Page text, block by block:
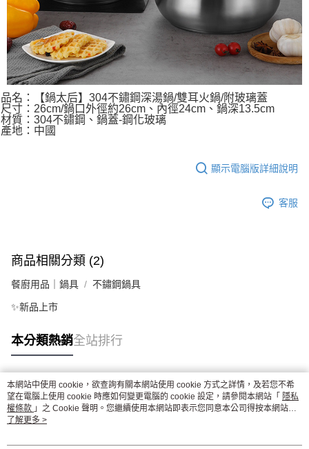
品名：【鍋太后】304不鏽鋼深湯鍋/雙耳火鍋/附玻璃蓋
尺寸：26cm/鍋口外徑約26cm、內徑24cm、鍋深13.5cm
材質：304不鏽鋼、鍋蓋-鋼化玻璃
產地：中國
顯示電腦版詳細說明
客服
商品相關分類 (2)
餐廚用品｜鍋具 不鏽鋼鍋具
✨新品上市
本分類熱銷全站排行
熱門標籤
本網站中使用 cookie，欲查詢有關本網站使用 cookie 方式之詳情，及若您不希
望在電腦上使用 cookie 時應如何變更電腦的 cookie 設定，請參閱本網站「 隱私
權條款 」之 Cookie 聲明。您繼續使用本網站即表示您同意本公司得按本網站使
用條款之 Cookie 聲明使用 cookie。
了解更多 >